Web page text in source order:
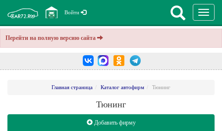
Перейти на полную версию сайта
Войти
Главная страница Каталог автофирм Тюнинг
Тюнинг
Добавить фирму